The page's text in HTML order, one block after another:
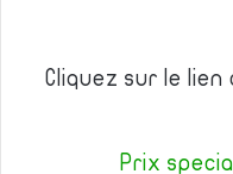
Cliquez sur le
Prix